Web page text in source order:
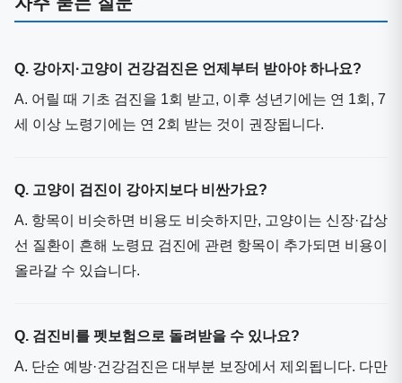
Q. 강아지·고양이 건강검진은 언제부터 받아야 하나요?
A. 어릴 때 기초 검진을 1회 받고, 이후 성년기에는 연 1회, 7
세 이상 노령기에는 연 2회 받는 것이 권장됩니다.
Q. 고양이 검진이 강아지보다 비싼가요?
A. 항목이 비슷하면 비용도 비슷하지만, 고양이는 신장·갑상
선 질환이 흔해 노령묘 검진에 관련 항목이 추가되면 비용이
올라갈 수 있습니다.
Q. 검진비를 펫보험으로 돌려받을 수 있나요?
A. 단순 예방·건강검진은 대부분 보장에서 제외됩니다. 다만